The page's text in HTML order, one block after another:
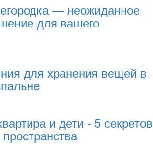
— неожиданное
для вашего
для хранения вещей в
и дети - 5 секретов